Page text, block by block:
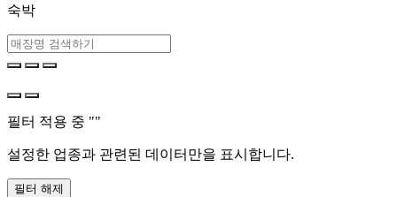
숙박
필터 적용 중 ""
설정한 업종과 관련된 데이터만을 표시합니다.
필터 해제